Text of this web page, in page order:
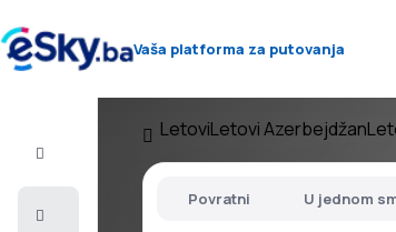
Vaša platforma za putovanja
LetoviLetovi Azerbejdžan
Povratni U jednom